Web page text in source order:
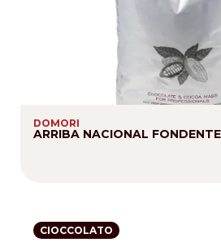
DOMORI
ARRIBA NACIONAL
CIOCCOLATO